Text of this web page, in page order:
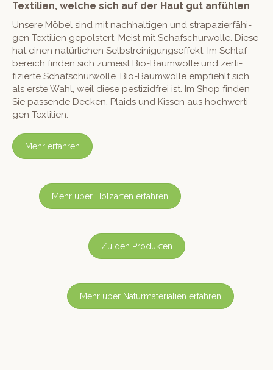
Textilien, welche sich auf der Haut gut anfühlen
Unsere Möbel sind mit nach­halti­gen und stra­pazier­fähi­
gen Tex­tilien gepol­stert. Meist mit Schaf­schur­wolle. Diese
hat einen natür­lichen Selb­streini­gungsef­fekt. Im Schlaf­
bere­ich find­en sich zumeist Bio-Baum­wolle und zer­ti­
fizierte Schaf­schur­wolle. Bio-Baum­wolle emp­fiehlt sich
als erste Wahl, weil diese pes­tizid­frei ist. Im Shop find­en
Sie passende Deck­en, Plaids und Kissen aus hochw­er­ti­
gen Textilien.
Mehr erfahren
Mehr über Holzarten erfahren
Zu den Produkten
Mehr über Natur­ma­te­ri­alien erfahren